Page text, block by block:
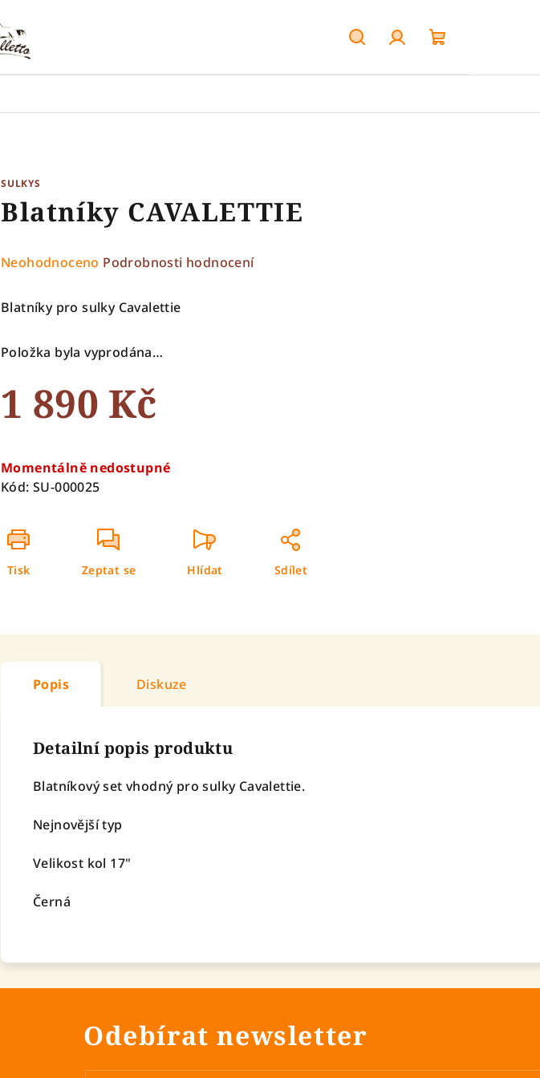
košík
SULKYS
Blatníky CAVALETTIE
Průměrné
produktu
z
hvězdiček.
Neohodnoceno Podrobnosti hodnocení
Blatníky pro sulky Cavalettie
Položka byla vyprodána…
1 890 Kč
cena:
Momentálně nedostupné
Kód: SU-000025
Tisk Zeptat se Hlídat Sdílet
Popis Diskuze
Detailní popis produktu
Blatníkový set vhodný pro sulky Cavalettie.
Nejnovější typ
Velikost kol 17"
Černá
Odebírat newsletter